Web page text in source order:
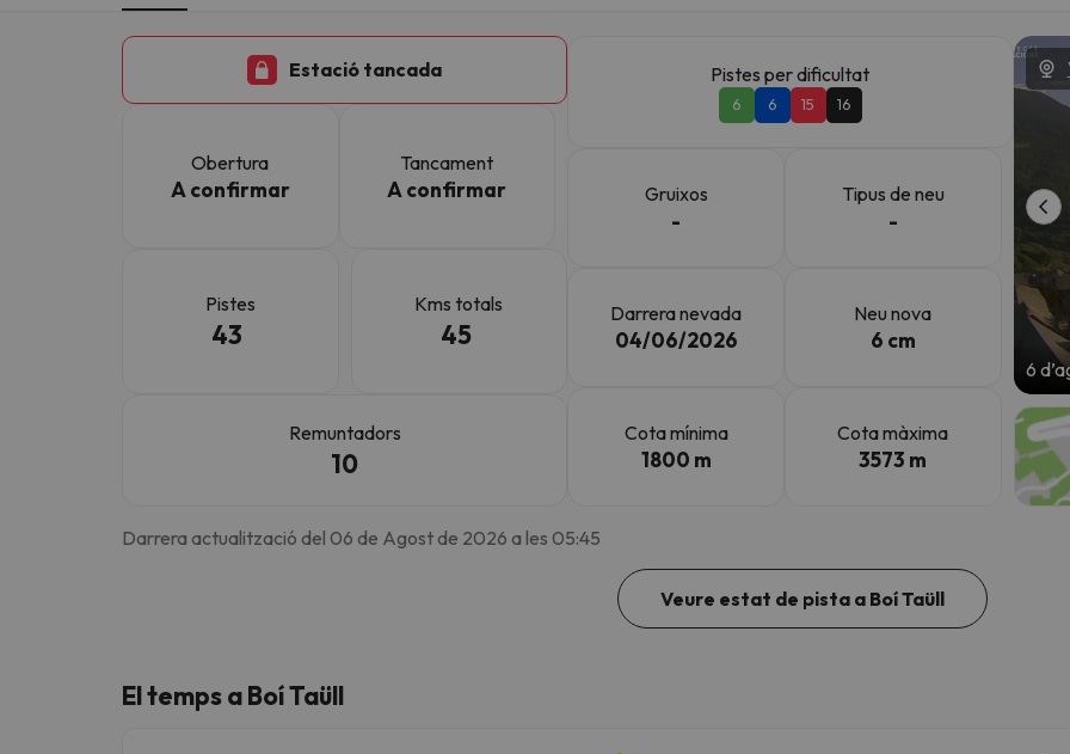
Estació tancada
Obertura
A confirmar
Tancament
A confirmar
Pistes
43
Kms totals
45
Remuntadors
10
Pistes per dificultat
6 6 15 16
Gruixos
-
Tipus de neu
-
Darrera nevada
04/06/2026
Neu nova
6 cm
Cota mínima
1800 m
Cota màxima
3573 m
6
Darrera actualització del 06 de Agost de 2026 a les 05:45
Veure estat de pista a Boí Taüll
El temps a Boí Taüll